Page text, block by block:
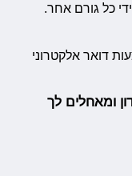
כל גורם אחר.
דואר אלקטרוני
ומאחלים לך